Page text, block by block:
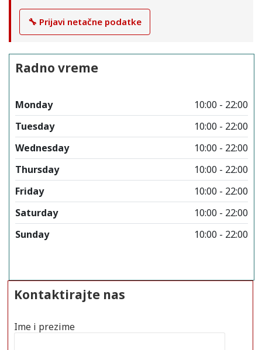
🔧 Prijavi netačne podatke
Radno vreme
Monday
10:00 - 22:00
Tuesday
10:00 - 22:00
Wednesday
10:00 - 22:00
Thursday
10:00 - 22:00
Friday
10:00 - 22:00
Saturday
10:00 - 22:00
Sunday
10:00 - 22:00
Kontaktirajte nas
Ime i prezime